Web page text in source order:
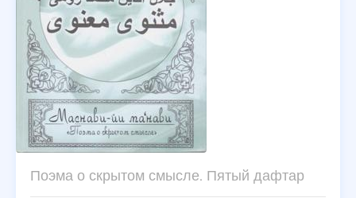
Поэма о скрытом смысле. Пятый дафтар